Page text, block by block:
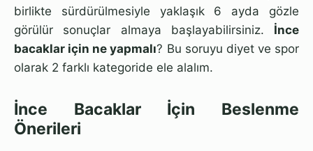
birlikte sürdürülmesiyle yaklaşık 6 ayda gözle
görülür sonuçlar almaya başlayabilirsiniz. İnce
bacaklar için ne yapmalı? Bu soruyu diyet ve spor
olarak 2 farklı kategoride ele alalım.
İnce Bacaklar İçin Beslenme
Önerileri